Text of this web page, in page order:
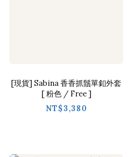
[現貨] Sabina 香香抓鬚單釦外套
[ 粉色 / Free ]
NT$3,380